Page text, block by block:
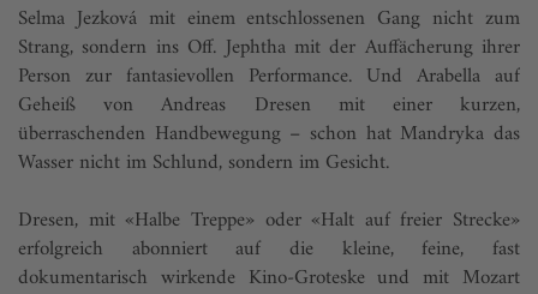
Selma Jezková mit einem entschlossenen Gang nicht zum
Strang, sondern ins Off. Jephtha mit der Auffächerung ihrer
Person zur fantasievollen Performance. Und Arabella auf
Geheiß von Andreas Dresen mit einer kurzen,
überraschenden Handbewegung – schon hat Mandryka das
Wasser nicht im Schlund, sondern im Gesicht.
Dresen, mit «Halbe Treppe» oder «Halt auf freier Strecke»
erfolgreich abonniert auf die kleine, feine, fast
dokumentarisch wirkende Kino-Groteske und mit Mozart